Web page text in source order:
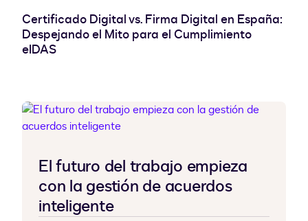
Certificado Digital vs. Firma Digital en España:
Despejando el Mito para el Cumplimiento
eIDAS
El futuro del trabajo empieza
con la gestión de acuerdos
inteligente